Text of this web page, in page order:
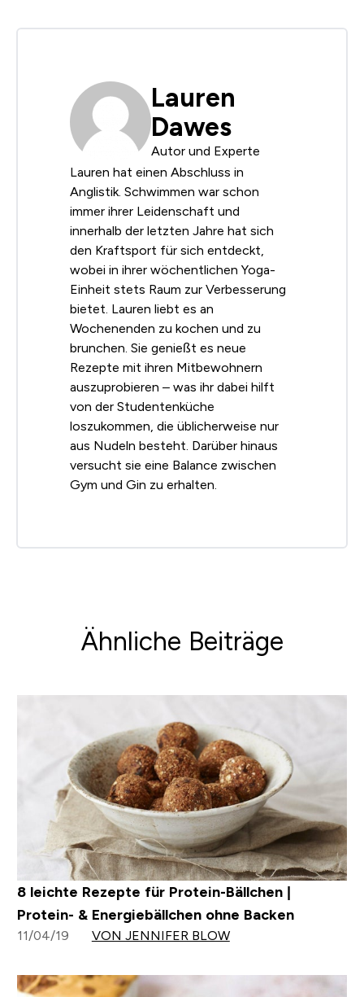
Lauren
Dawes
Autor und Experte
Lauren hat einen Abschluss in
Anglistik. Schwimmen war schon
immer ihrer Leidenschaft und
innerhalb der letzten Jahre hat sich
den Kraftsport für sich entdeckt,
wobei in ihrer wöchentlichen Yoga-
Einheit stets Raum zur Verbesserung
bietet. Lauren liebt es an
Wochenenden zu kochen und zu
brunchen. Sie genießt es neue
Rezepte mit ihren Mitbewohnern
auszuprobieren – was ihr dabei hilft
von der Studentenküche
loszukommen, die üblicherweise nur
aus Nudeln besteht. Darüber hinaus
versucht sie eine Balance zwischen
Gym und Gin zu erhalten.
Ähnliche Beiträge
8 leichte Rezepte für Protein-Bällchen |
Protein- & Energiebällchen ohne Backen
11/04/19 VON JENNIFER BLOW